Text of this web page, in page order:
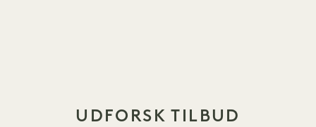
UDFORSK TILBUD